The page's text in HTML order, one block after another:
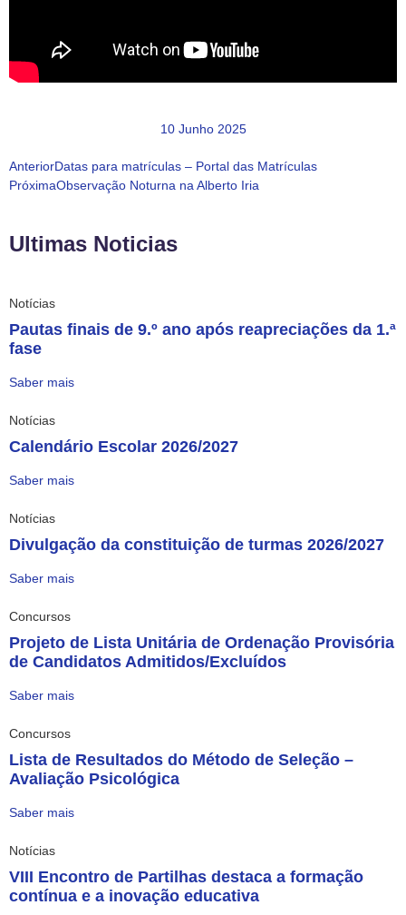
10 Junho 2025
AnteriorDatas para matrículas – Portal das Matrículas
PróximaObservação Noturna na Alberto Iria
Ultimas Noticias
Notícias
Pautas finais de 9.º ano após reapreciações da 1.ª
fase
Saber mais
Notícias
Calendário Escolar 2026/2027
Saber mais
Notícias
Divulgação da constituição de turmas 2026/2027
Saber mais
Concursos
Projeto de Lista Unitária de Ordenação Provisória
de Candidatos Admitidos/Excluídos
Saber mais
Concursos
Lista de Resultados do Método de Seleção –
Avaliação Psicológica
Saber mais
Notícias
VIII Encontro de Partilhas destaca a formação
contínua e a inovação educativa